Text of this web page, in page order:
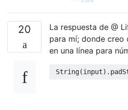
20
La respuesta de @
para mí; donde creo
en una línea para
String(input).